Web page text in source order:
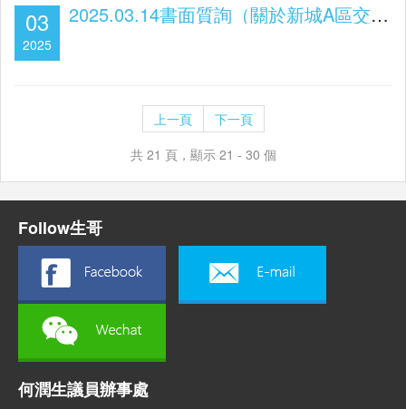
03
2025
2025.03.14書面質詢（關於新城A區交通配套）
上一頁
下一頁
共 21 頁，顯示 21 - 30 個
Follow生哥
何潤生議員辦事處